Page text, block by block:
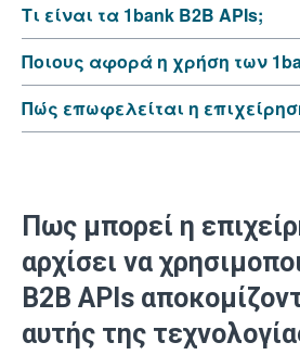
Τι είναι τα 1bank B2B APIs;
Ποιους αφορά η χρήση των
Πώς επωφελείται η
Πως μπορεί η
αρχίσει να
B2B APIs
αυτής της